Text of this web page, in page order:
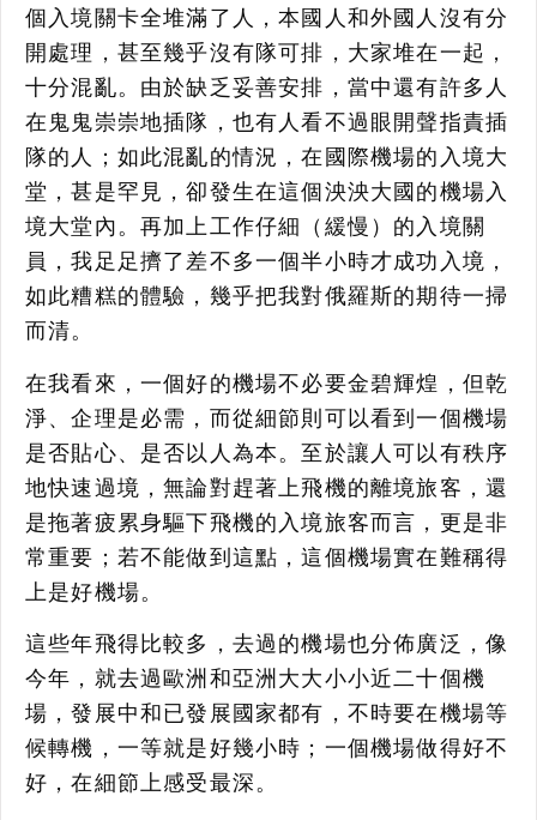
個入境關卡全堆滿了人，本國人和外國人沒有分
開處理，甚至幾乎沒有隊可排，大家堆在一起，
十分混亂。由於缺乏妥善安排，當中還有許多人
在鬼鬼崇崇地插隊，也有人看不過眼開聲指責插
隊的人；如此混亂的情況，在國際機場的入境大
堂，甚是罕見，卻發生在這個泱泱大國的機場入
境大堂內。再加上工作仔細（緩慢）的入境關
員，我足足擠了差不多一個半小時才成功入境，
如此糟糕的體驗，幾乎把我對俄羅斯的期待一掃
而清。
在我看來，一個好的機場不必要金碧輝煌，但乾
淨、企理是必需，而從細節則可以看到一個機場
是否貼心、是否以人為本。至於讓人可以有秩序
地快速過境，無論對趕著上飛機的離境旅客，還
是拖著疲累身驅下飛機的入境旅客而言，更是非
常重要；若不能做到這點，這個機場實在難稱得
上是好機場。
這些年飛得比較多，去過的機場也分佈廣泛，像
今年，就去過歐洲和亞洲大大小小近二十個機
場，發展中和已發展國家都有，不時要在機場等
候轉機，一等就是好幾小時；一個機場做得好不
好，在細節上感受最深。